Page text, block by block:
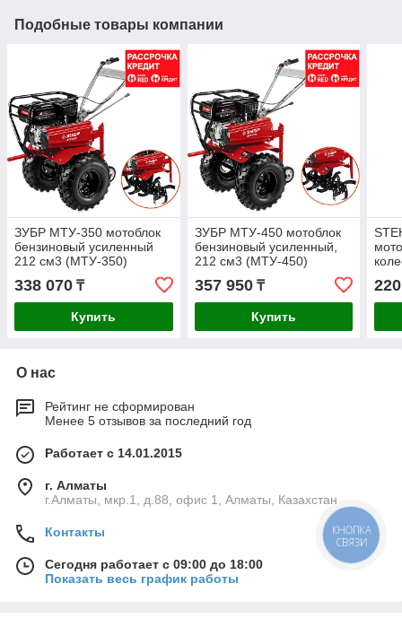
Подобные товары компании
ЗУБР МТУ-350 мотоблок
бензиновый усиленный
212 см3 (МТУ-350)
338 070 ₸
Купить
ЗУБР МТУ-450 мотоблок
бензиновый усиленный,
212 см3 (МТУ-450)
357 950₸
Купить
О нас
Рейтинг не сформирован
Менее 5 отзывов за последний год
Работает с 14.01.2015
г. Алматы
г.Алматы, мкр.1, д.88, офис 1, Алматы, Казахстан
Контакты
Сегодня работает с 09:00 до 18:00
Показать весь график работы
КНОПКА
СВЯЗИ